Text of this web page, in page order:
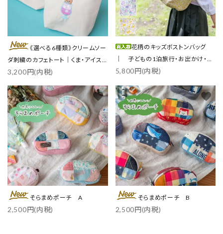
《選べる6種類》クリームソー
ダ刺繍のカフェトート｜くま・アイス
／各3色
3,200円(内税)
花柄のキッズボストンバッグ
｜ 子どもの1泊旅行・お出かけ・ス
ポーツに
5,800円(内税)
そらまめポーチ A
2,500円(内税)
favorite
そらまめポーチ B
2,500円(内税)
favorite